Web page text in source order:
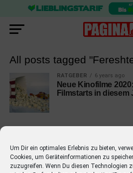
Um Dir ein optimales Erlebnis zu bieten,
Cookies, um Geräteinformationen zu
zuzugreifen. Wenn Du diesen Technologien
All posts tagged
RATGEBER 6 years ago
Neue Kinofilme
Filmstarts in diesem